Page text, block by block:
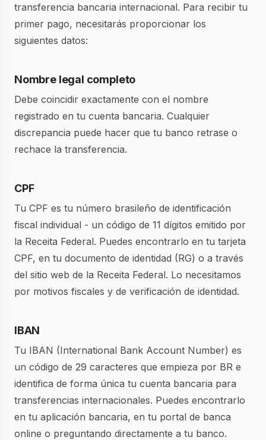
transferencia bancaria internacional. Para recibir tu
primer pago, necesitarás proporcionar los
siguientes datos:
Nombre legal completo
Debe coincidir exactamente con el nombre
registrado en tu cuenta bancaria. Cualquier
discrepancia puede hacer que tu banco retrase o
rechace la transferencia.
CPF
Tu CPF es tu número brasileño de identificación
fiscal individual - un código de 11 dígitos emitido por
la Receita Federal. Puedes encontrarlo en tu tarjeta
CPF, en tu documento de identidad (RG) o a través
del sitio web de la Receita Federal. Lo necesitamos
por motivos fiscales y de verificación de identidad.
IBAN
Tu IBAN (International Bank Account Number) es
un código de 29 caracteres que empieza por BR e
identifica de forma única tu cuenta bancaria para
transferencias internacionales. Puedes encontrarlo
en tu aplicación bancaria, en tu portal de banca
online o preguntando directamente a tu banco.